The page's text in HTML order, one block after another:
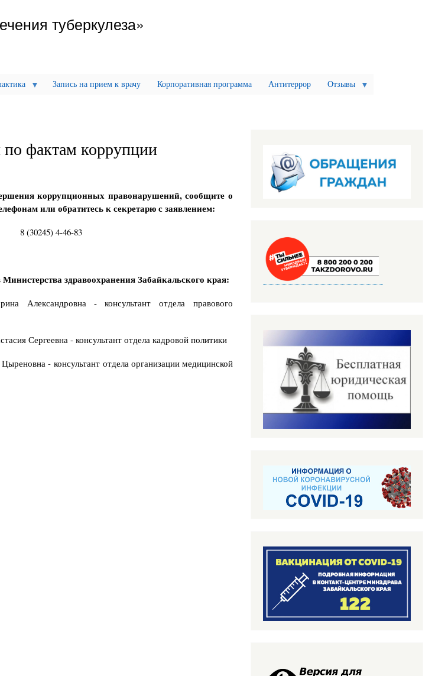
к
основному
туберкулеза»
Запись на прием к врачу Корпоративная программа Антитеррор
Отзывы
фактам коррупции
коррупционных правонарушений, сообщите о
или обратитесь к секретарю с заявлением:
8 (30245) 4-46-83
здравоохранения Забайкальского края:
Александровна - консультант отдела правового
Сергеевна - консультант отдела кадровой политики
- консультант отдела организации медицинской